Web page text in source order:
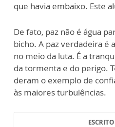
que havia embaixo. Este
De fato, paz não é água
bicho. A paz verdadeira é
no meio da luta. É a
da tormenta e do perigo.
deram o exemplo de
às maiores turbulências.